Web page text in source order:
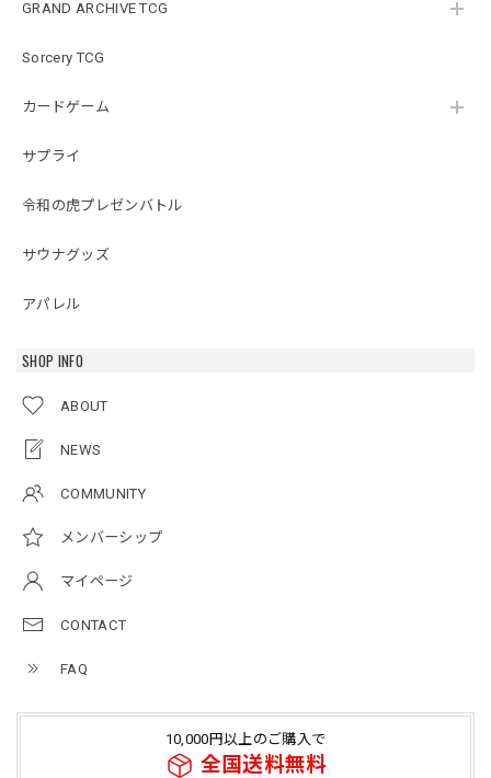
GRAND ARCHIVE TCG
Sorcery TCG
カードゲーム
サプライ
令和の虎プレゼンバトル
サウナグッズ
アパレル
SHOP INFO
ABOUT
NEWS
COMMUNITY
メンバーシップ
マイページ
CONTACT
FAQ
10,000円以上のご購入で
全国送料無料